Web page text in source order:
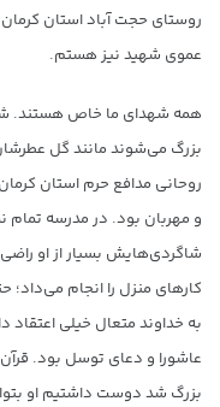
عموی شهید نیز هستم.
همه شهدای ما خاص هستند.
بزرگ می‌شوند مانند گل
روحانی مدافع حرم استان
و مهربان بود. در مدرسه
شاگردی‌هایش بسیار از او
کارهای منزل را انجام می‌داد؛
به خداوند متعال خیلی
عاشورا و دعای توسل بود.
بزرگ شد دوست داشتیم او